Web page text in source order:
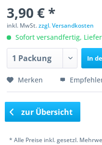
3,90 € *
inkl. MwSt.zzgl. Versandkosten
Sofort versandfertig,
In
Merken
zur Übersicht
* Alle Preise inkl. gesetzl.